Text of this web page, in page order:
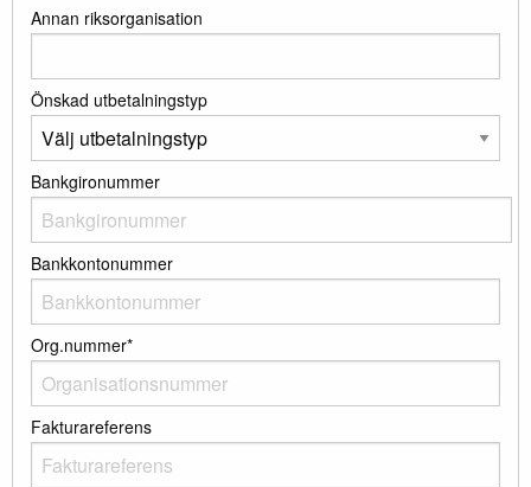
Annan riksorganisation
Önskad utbetalningstyp
Bankgironummer
Bankkontonummer
Org.nummer*
Fakturareferens